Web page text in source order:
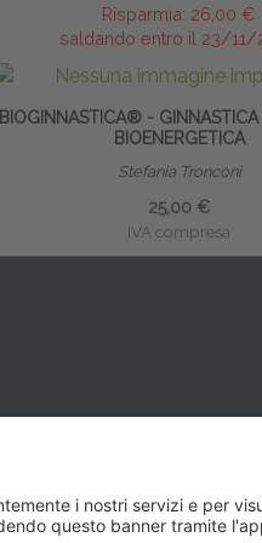
Risparmia: 26,00 €
saldando entro il 23/11/
BIOGINNASTICA® - GINNASTICA
BIOENERGETICA
Stefania Tronconi
25,00 €
IVA compresa